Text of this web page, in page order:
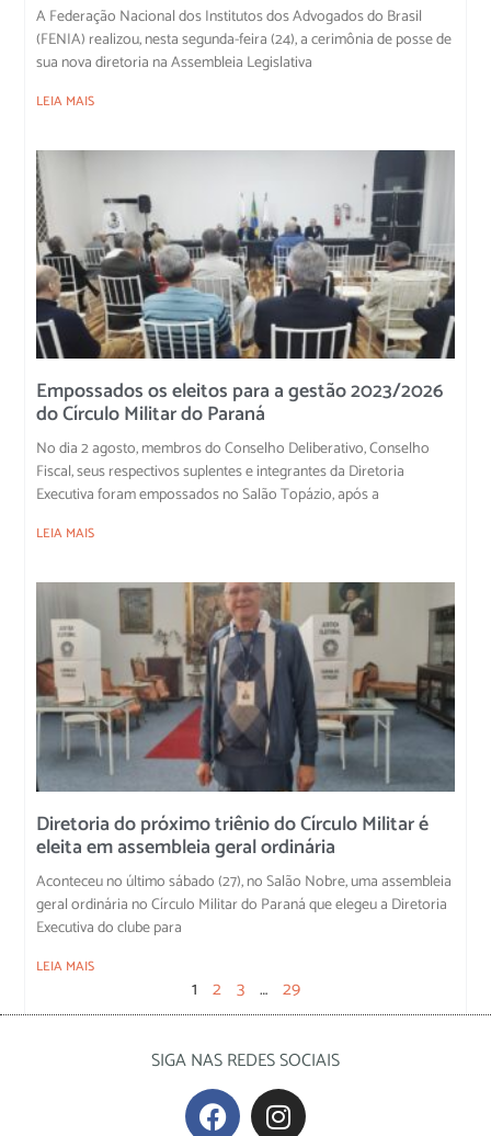
A Federação Nacional dos Institutos dos Advogados do Brasil
(FENIA) realizou, nesta segunda-feira (24), a cerimônia de posse de
sua nova diretoria na Assembleia Legislativa
LEIA MAIS
Empossados os eleitos para a gestão 2023/2026
do Círculo Militar do Paraná
No dia 2 agosto, membros do Conselho Deliberativo, Conselho
Fiscal, seus respectivos suplentes e integrantes da Diretoria
Executiva foram empossados no Salão Topázio, após a
LEIA MAIS
Diretoria do próximo triênio do Círculo Militar é
eleita em assembleia geral ordinária
Aconteceu no último sábado (27), no Salão Nobre, uma assembleia
geral ordinária no Círculo Militar do Paraná que elegeu a Diretoria
Executiva do clube para
LEIA MAIS
1 2 3 … 29
SIGA NAS REDES SOCIAIS